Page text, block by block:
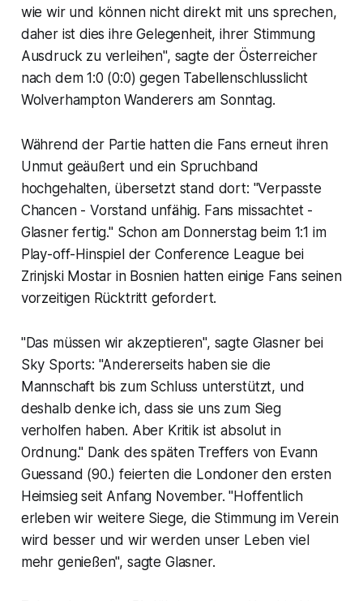
wie wir und können nicht direkt mit uns sprechen,
daher ist dies ihre Gelegenheit, ihrer Stimmung
Ausdruck zu verleihen", sagte der Österreicher
nach dem 1:0 (0:0) gegen Tabellenschlusslicht
Wolverhampton Wanderers am Sonntag.
Während der Partie hatten die Fans erneut ihren
Unmut geäußert und ein Spruchband
hochgehalten, übersetzt stand dort: "Verpasste
Chancen - Vorstand unfähig. Fans missachtet -
Glasner fertig." Schon am Donnerstag beim 1:1 im
Play-off-Hinspiel der Conference League bei
Zrinjski Mostar in Bosnien hatten einige Fans seinen
vorzeitigen Rücktritt gefordert.
"Das müssen wir akzeptieren", sagte Glasner bei
Sky Sports: "Andererseits haben sie die
Mannschaft bis zum Schluss unterstützt, und
deshalb denke ich, dass sie uns zum Sieg
verholfen haben. Aber Kritik ist absolut in
Ordnung." Dank des späten Treffers von Evann
Guessand (90.) feierten die Londoner den ersten
Heimsieg seit Anfang November. "Hoffentlich
erleben wir weitere Siege, die Stimmung im Verein
wird besser und wir werden unser Leben viel
mehr genießen", sagte Glasner.